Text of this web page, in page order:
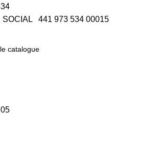
SOCIAL 441 973 534 00015